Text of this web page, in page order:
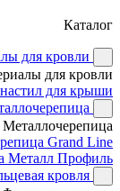
Каталог
для кровли
для кровли
для крыши
Металлочерепица
Grand Line
Металл Профиль
кровля